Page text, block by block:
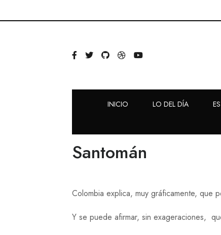
INICIO LO DEL DÍA
Santomán
Colombia explica, muy gráficamente, que
Y se puede afirmar, sin exageraciones,